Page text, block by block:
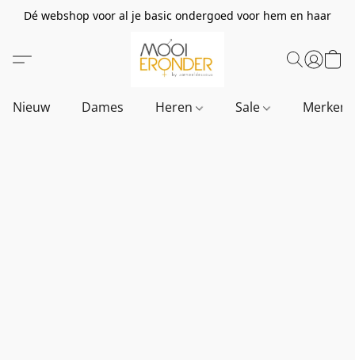
Dé webshop voor al je basic ondergoed voor hem en haar
Nieuw Dames Heren Sale Merken